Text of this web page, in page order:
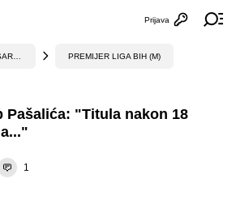
Otvori
Prijava
PREMIJER LIGA BIH (M)
Pašalića: "Titula nakon 18
1